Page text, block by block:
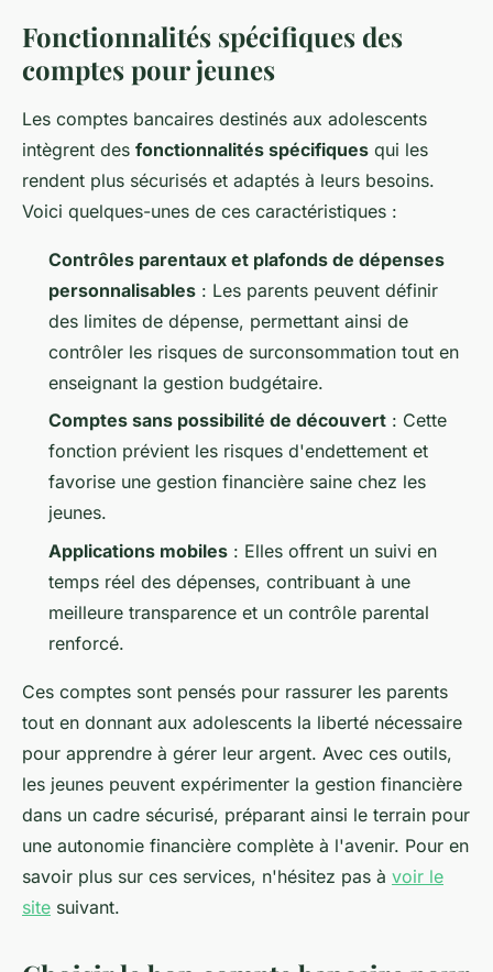
Fonctionnalités spécifiques des
comptes pour jeunes
Les comptes bancaires destinés aux adolescents
intègrent des fonctionnalités spécifiques qui les
rendent plus sécurisés et adaptés à leurs besoins.
Voici quelques-unes de ces caractéristiques :
Contrôles parentaux et plafonds de dépenses
personnalisables : Les parents peuvent définir
des limites de dépense, permettant ainsi de
contrôler les risques de surconsommation tout en
enseignant la gestion budgétaire.
Comptes sans possibilité de découvert : Cette
fonction prévient les risques d'endettement et
favorise une gestion financière saine chez les
jeunes.
Applications mobiles : Elles offrent un suivi en
temps réel des dépenses, contribuant à une
meilleure transparence et un contrôle parental
renforcé.
Ces comptes sont pensés pour rassurer les parents
tout en donnant aux adolescents la liberté nécessaire
pour apprendre à gérer leur argent. Avec ces outils,
les jeunes peuvent expérimenter la gestion financière
dans un cadre sécurisé, préparant ainsi le terrain pour
une autonomie financière complète à l'avenir. Pour en
savoir plus sur ces services, n'hésitez pas à voir le
site suivant.